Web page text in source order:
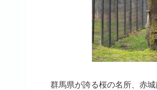
群馬県が誇る桜の名所、赤